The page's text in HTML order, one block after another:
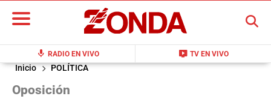
mic RADIO EN VIVO live_tv TV EN VIVO
BUSCAR
Inicio POLÍTICA
Oposición